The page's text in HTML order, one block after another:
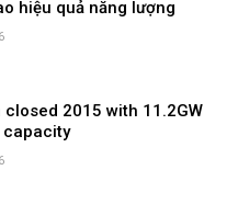
hiệu quả năng lượng
closed 2015 with 11.2GW